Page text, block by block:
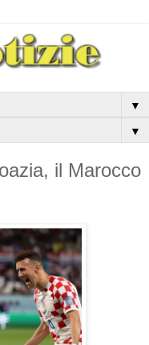
▼
▼
il Marocco